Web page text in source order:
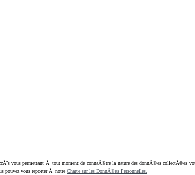
vous permettant Ã tout moment de connaÃ®tre la nature des donnÃ©es collectÃ©es
pouvez vous reporter Ã notre Charte sur les DonnÃ©es Personnelles.